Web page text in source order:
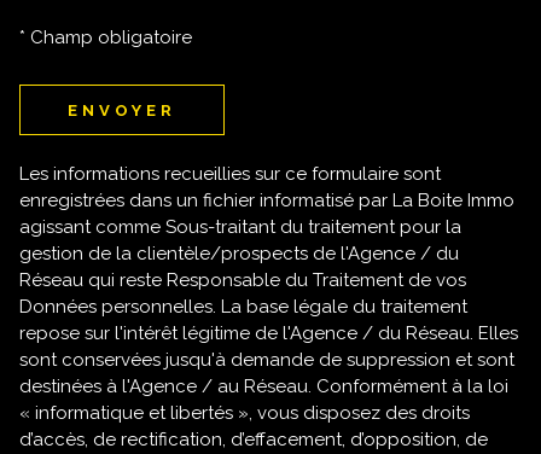
* Champ obligatoire
ENVOYER
Les informations recueillies sur ce formulaire sont
enregistrées dans un fichier informatisé par La Boite Immo
agissant comme Sous-traitant du traitement pour la
gestion de la clientèle/prospects de l'Agence / du
Réseau qui reste Responsable du Traitement de vos
Données personnelles. La base légale du traitement
repose sur l'intérêt légitime de l'Agence / du Réseau. Elles
sont conservées jusqu'à demande de suppression et sont
destinées à l'Agence / au Réseau. Conformément à la loi
« informatique et libertés », vous disposez des droits
d’accès, de rectification, d’effacement, d’opposition, de